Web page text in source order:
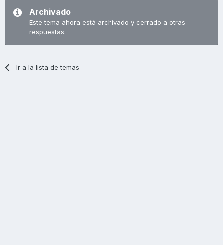
Archivado
Este tema ahora está archivado y cerrado a otras
respuestas.
Ir a la lista de temas